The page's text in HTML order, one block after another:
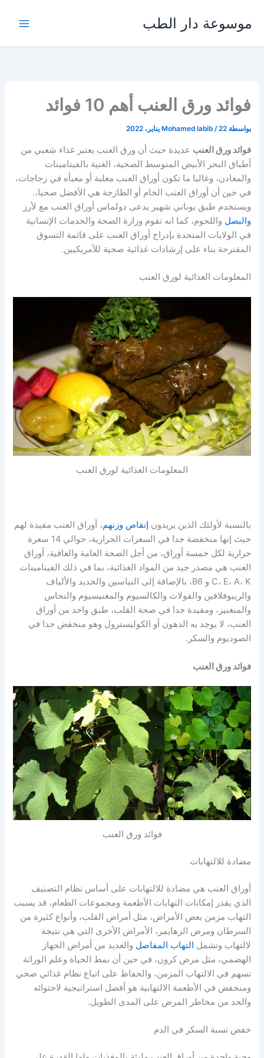
المحتوى
موسوعة دار الطب
فوائد ورق العنب أهم 10 فوائد
بواسطة Mohamed labib /22 يناير، 2022
فوائد ورق العنب عديدة حيث أن ورق العنب يعتبر غذاء شعبي من
أطباق البحر الأبيض المتوسط ​​الصحية، الغنية بالفيتامينات
والمعادن، وغالبا ما تكون أوراق العنب معلبة أو معبأه في زجاجات،
في حين أن أوراق العنب الخام أو الطازجة هي الأفضل صحيا،.
ويستخدم طبق يوناني شهير يدعى دولماس أوراق العنب مع لأرز
والبصل واللحوم، كما انه تقوم وزارة الصحة والخدمات الإنسانية
في الولايات المتحدة بإدراج أوراق العنب على قائمة التسوق
المقترحة بناء على إرشادات غذائية صحية للأمريكيين.
المعلومات الغذائية لورق العنب
المعلومات الغذائية لورق العنب
بالنسبة لأولئك الذين يريدون إنقاص وزنهم، أوراق العنب مفيدة لهم
حيث إنها منخفضة جدا في السعرات الحرارية، حوالي 14 سعرة
حرارية لكل خمسة أوراق، من أجل الصحة العامة والعافية، أوراق
العنب هي مصدر جيد من المواد الغذائية، بما في ذلك الفيتامينات
C، E، A، K و B6، بالإضافة إلى النياسين والحديد والألياف
والريبوفلافين والفولات والكالسيوم والمغنيسيوم والنحاس
والمنغنيز، ومفيدة جدا في صحة القلب، طبق واحد من أوراق
العنب، لا يوجد به الدهون أو الكوليسترول وهو منخفض جدا في
الصوديوم والسكر.
فوائد ورق العنب
فوائد ورق العنب
مضادة للالتهابات
أوراق العنب هي مضادة للالتهابات على أساس نظام التصنيف
الذي يقدر إمكانات التهابات الأطعمة ومجموعات الطعام، قد يسبب
التهاب مزمن بعض الأمراض، مثل أمراض القلب، وأنواع كثيرة من
السرطان ومرض الزهايمر، الأمراض الأخرى التي هي نتيجة
لالتهاب وتشمل التهاب المفاصل والعديد من أمراض الجهاز
الهضمي، مثل مرض كرون، في حين أن نمط الحياة وعلم الوراثة
تسهم في الالتهاب المزمن، والحفاظ على اتباع نظام غذائي صحي
ومنخفض في الأطعمة الالتهابية هو أفضل استراتيجية لاحتوائه
والحد من مخاطر المرض على المدى الطويل.
خفض نسبة السكر في الدم